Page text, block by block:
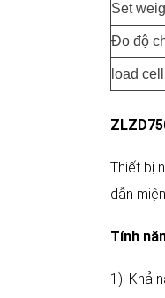
Set
Đo độ
load cell
Thiết bị
dẫn
Tính
1). Khả